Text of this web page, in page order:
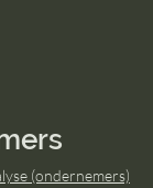
(ondernemers)